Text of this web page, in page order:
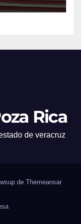
Rica
de veracruz
de Themeansar